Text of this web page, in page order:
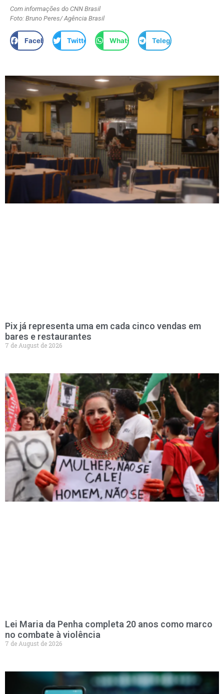
Com informações do CNN Brasil
Foto: Bruno Peres/ Agência Brasil
Facebook Twitter WhatsApp Telegram
Pix já representa uma em cada cinco vendas em
bares e restaurantes
7 de August de 2026
Lei Maria da Penha completa 20 anos como marco
no combate à violência
7 de August de 2026